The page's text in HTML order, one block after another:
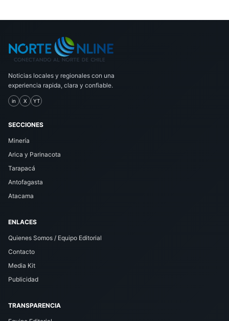
Noticias locales y regionales con una
experiencia rapida, clara y confiable.
in X YT
SECCIONES
Minería
Arica y Parinacota
Tarapacá
Antofagasta
Atacama
ENLACES
Quienes Somos / Equipo Editorial
Contacto
Media Kit
Publicidad
TRANSPARENCIA